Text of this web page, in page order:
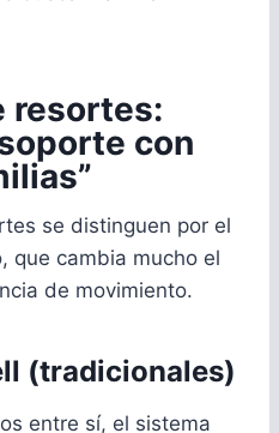
resortes:
con
se distinguen por el
que cambia mucho el
de movimiento.
(tradicionales)
entre sí, el sistema